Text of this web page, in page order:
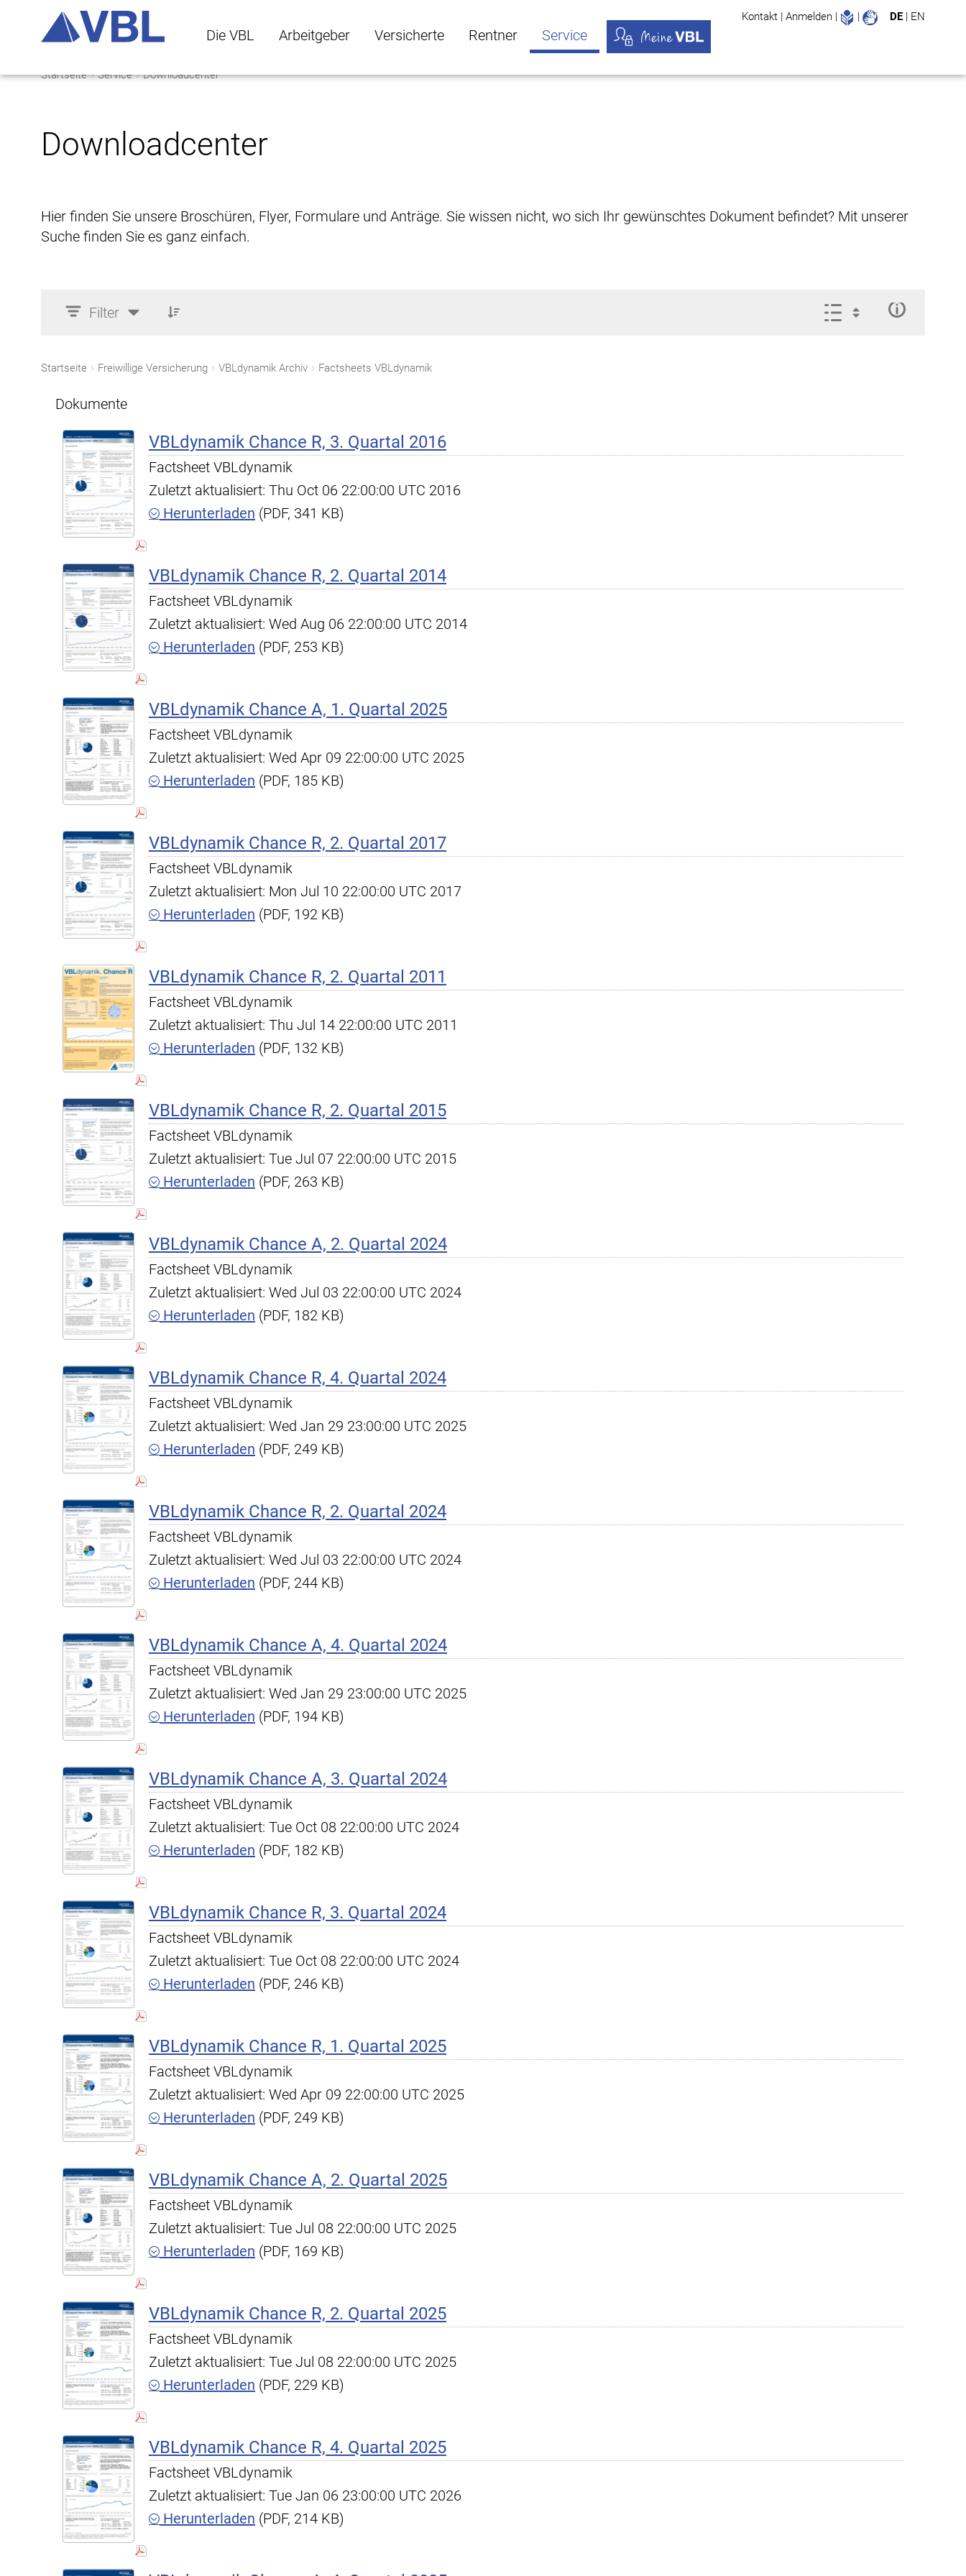
Die VBL Arbeitgeber Versicherte Rentner Service
Kontakt | Anmelden | Leichte Sprache
| DE | EN
Startseite Service Downloadcenter
Downloadcenter
Hier finden Sie unsere Broschüren, Flyer, Formulare und Anträge. Sie wissen nicht, wo sich Ihr gewünschtes Dokument befindet? Mit unserer
Suche finden Sie es ganz einfach.
Filter
Startseite Freiwillige Versicherung VBLdynamik Archiv Factsheets VBLdynamik
Dokumente
VBLdynamik Chance R, 3. Quartal 2016
Factsheet VBLdynamik
Zuletzt aktualisiert: Thu Oct 06 22:00:00 UTC 2016
Herunterladen (PDF, 341 KB)
VBLdynamik Chance R, 2. Quartal 2014
Factsheet VBLdynamik
Zuletzt aktualisiert: Wed Aug 06 22:00:00 UTC 2014
Herunterladen (PDF, 253 KB)
VBLdynamik Chance A, 1. Quartal 2025
Factsheet VBLdynamik
Zuletzt aktualisiert: Wed Apr 09 22:00:00 UTC 2025
Herunterladen (PDF, 185 KB)
VBLdynamik Chance R, 2. Quartal 2017
Factsheet VBLdynamik
Zuletzt aktualisiert: Mon Jul 10 22:00:00 UTC 2017
Herunterladen (PDF, 192 KB)
VBLdynamik Chance R, 2. Quartal 2011
Factsheet VBLdynamik
Zuletzt aktualisiert: Thu Jul 14 22:00:00 UTC 2011
Herunterladen (PDF, 132 KB)
VBLdynamik Chance R, 2. Quartal 2015
Factsheet VBLdynamik
Zuletzt aktualisiert: Tue Jul 07 22:00:00 UTC 2015
Herunterladen (PDF, 263 KB)
VBLdynamik Chance A, 2. Quartal 2024
Factsheet VBLdynamik
Zuletzt aktualisiert: Wed Jul 03 22:00:00 UTC 2024
Herunterladen (PDF, 182 KB)
VBLdynamik Chance R, 4. Quartal 2024
Factsheet VBLdynamik
Zuletzt aktualisiert: Wed Jan 29 23:00:00 UTC 2025
Herunterladen (PDF, 249 KB)
VBLdynamik Chance R, 2. Quartal 2024
Factsheet VBLdynamik
Zuletzt aktualisiert: Wed Jul 03 22:00:00 UTC 2024
Herunterladen (PDF, 244 KB)
VBLdynamik Chance A, 4. Quartal 2024
Factsheet VBLdynamik
Zuletzt aktualisiert: Wed Jan 29 23:00:00 UTC 2025
Herunterladen (PDF, 194 KB)
VBLdynamik Chance A, 3. Quartal 2024
Factsheet VBLdynamik
Zuletzt aktualisiert: Tue Oct 08 22:00:00 UTC 2024
Herunterladen (PDF, 182 KB)
VBLdynamik Chance R, 3. Quartal 2024
Factsheet VBLdynamik
Zuletzt aktualisiert: Tue Oct 08 22:00:00 UTC 2024
Herunterladen (PDF, 246 KB)
VBLdynamik Chance R, 1. Quartal 2025
Factsheet VBLdynamik
Zuletzt aktualisiert: Wed Apr 09 22:00:00 UTC 2025
Herunterladen (PDF, 249 KB)
VBLdynamik Chance A, 2. Quartal 2025
Factsheet VBLdynamik
Zuletzt aktualisiert: Tue Jul 08 22:00:00 UTC 2025
Herunterladen (PDF, 169 KB)
VBLdynamik Chance R, 2. Quartal 2025
Factsheet VBLdynamik
Zuletzt aktualisiert: Tue Jul 08 22:00:00 UTC 2025
Herunterladen (PDF, 229 KB)
VBLdynamik Chance R, 4. Quartal 2025
Factsheet VBLdynamik
Zuletzt aktualisiert: Tue Jan 06 23:00:00 UTC 2026
Herunterladen (PDF, 214 KB)